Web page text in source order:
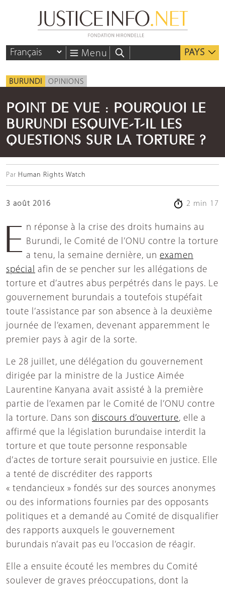
Menu PAYS
BURUNDI OPINIONS
POINT DE VUE : POURQUOI LE
BURUNDI ESQUIVE-T-IL LES
QUESTIONS SUR LA TORTURE ?
Par Human Rights Watch
3 août 2016 2 min 17
En réponse à la crise des droits humains au Burundi, le Comité de l’ONU contre la torture
a tenu, la semaine dernière, un examen
spécial afin de se pencher sur les allégations de
torture et d’autres abus perpétrés dans le pays. Le
gouvernement burundais a toutefois stupéfait
toute l’assistance par son absence à la deuxième
journée de l’examen, devenant apparemment le
premier pays à agir de la sorte.
Le 28 juillet, une délégation du gouvernement
dirigée par la ministre de la Justice Aimée
Laurentine Kanyana avait assisté à la première
partie de l’examen par le Comité de l’ONU contre
la torture. Dans son discours d’ouverture, elle a
affirmé que la législation burundaise interdit la
torture et que toute personne responsable
d’actes de torture serait poursuivie en justice. Elle
a tenté de discréditer des rapports
« tendancieux » fondés sur des sources anonymes
ou des informations fournies par des opposants
politiques et a demandé au Comité de disqualifier
des rapports auxquels le gouvernement
burundais n’avait pas eu l’occasion de réagir.
Elle a ensuite écouté les membres du Comité
soulever de graves préoccupations, dont la